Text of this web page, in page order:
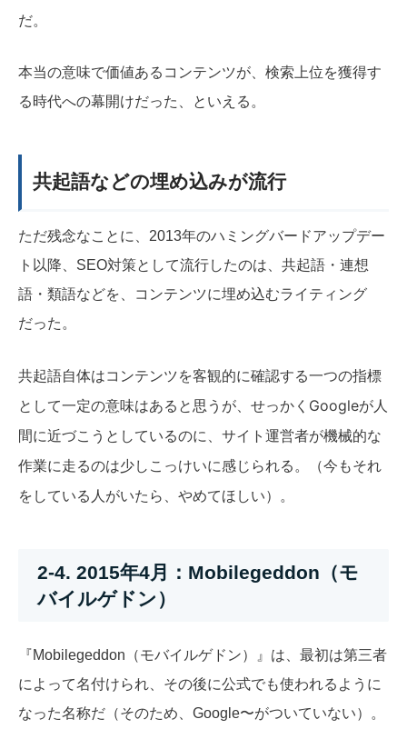
だ。
本当の意味で価値あるコンテンツが、検索上位を獲得す
る時代への幕開けだった、といえる。
共起語などの埋め込みが流行
ただ残念なことに、2013年のハミングバードアップデー
ト以降、SEO対策として流行したのは、共起語・連想
語・類語などを、コンテンツに埋め込むライティング
だった。
共起語自体はコンテンツを客観的に確認する一つの指標
として一定の意味はあると思うが、 せっかくGoogleが人
間に近づこうとしているのに、サイト運営者が機械的な
作業に走るのは少しこっけいに感じられる。（今もそれ
をしている人がいたら、やめてほしい）。
2-4. 2015年4月：Mobilegeddon（モ
バイルゲドン）
『Mobilegeddon（モバイルゲドン）』は、最初は第三者
によって名付けられ、その後に公式でも使われるように
なった名称だ（そのため、Google〜がついていない）。